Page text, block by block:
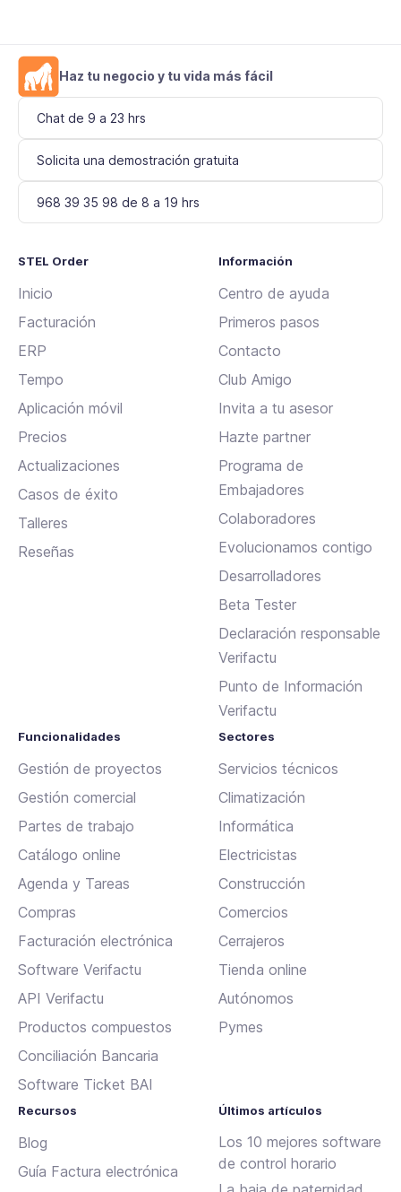
Haz tu negocio y tu vida más fácil
Chat de 9 a 23 hrs
Solicita una demostración gratuita
968 39 35 98 de 8 a 19 hrs
STEL Order
Inicio
Facturación
ERP
Tempo
Aplicación móvil
Precios
Actualizaciones
Casos de éxito
Talleres
Reseñas
Información
Centro de ayuda
Primeros pasos
Contacto
Club Amigo
Invita a tu asesor
Hazte partner
Programa de
Embajadores
Colaboradores
Evolucionamos contigo
Desarrolladores
Beta Tester
Declaración responsable
Verifactu
Punto de Información
Verifactu
Funcionalidades
Gestión de proyectos
Gestión comercial
Partes de trabajo
Catálogo online
Agenda y Tareas
Compras
Facturación electrónica
Software Verifactu
API Verifactu
Productos compuestos
Conciliación Bancaria
Software Ticket BAI
Sectores
Servicios técnicos
Climatización
Informática
Electricistas
Construcción
Comercios
Cerrajeros
Tienda online
Autónomos
Pymes
Recursos
Blog
Guía Factura electrónica
Últimos artículos
Los 10 mejores software
de control horario